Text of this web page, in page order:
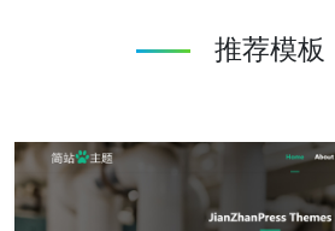
推荐模板